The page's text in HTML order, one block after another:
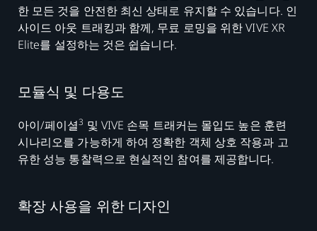
한 모든 것을 안전한 최신 상태로 유지할 수 있습니다. 인
사이드 아웃 트래킹과 함께, 무료 로밍을 위한 VIVE XR
Elite를 설정하는 것은 쉽습니다.
모듈식 및 다용도
아이/페이셜3 및 VIVE 손목 트래커는 몰입도 높은 훈련
시나리오를 가능하게 하여 정확한 객체 상호 작용과 고
유한 성능 통찰력으로 현실적인 참여를 제공합니다.
확장 사용을 위한 디자인